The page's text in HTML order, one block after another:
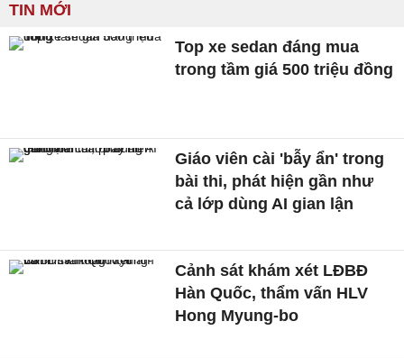
TIN MỚI
Top xe sedan đáng mua
trong tầm giá 500 triệu đồng
Giáo viên cài 'bẫy ẩn' trong
bài thi, phát hiện gần như
cả lớp dùng AI gian lận
Cảnh sát khám xét LĐBĐ
Hàn Quốc, thẩm vấn HLV
Hong Myung-bo